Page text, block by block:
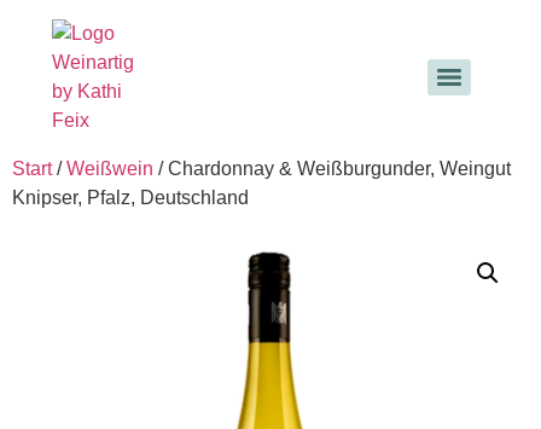
Start/Weißwein / Chardonnay & Weißburgunder, Weingut
Knipser, Pfalz, Deutschland